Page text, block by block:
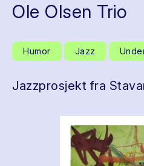
Ole Olsen Trio
Humor Jazz
Jazzprosjekt fra